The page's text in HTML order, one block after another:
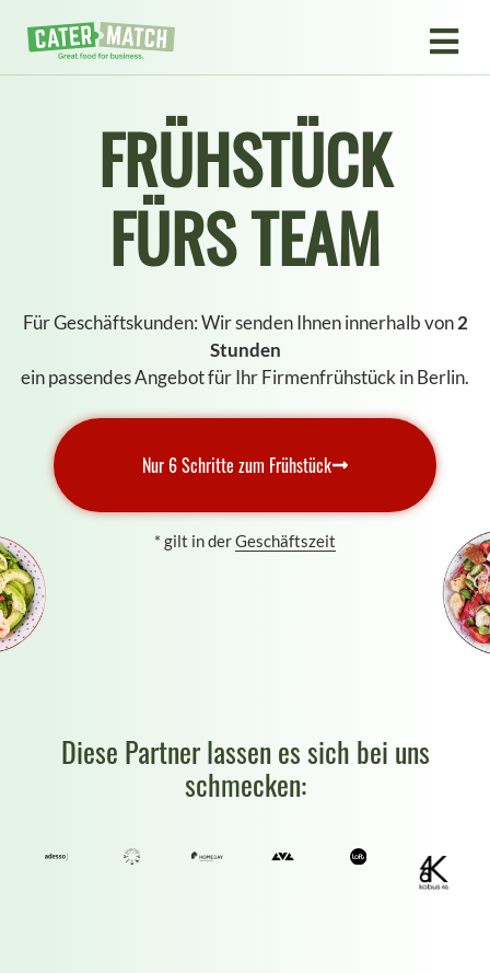
FRÜHSTÜCK
FÜRS TEAM
Für Geschäftskunden: Wir senden Ihnen innerhalb von2
Stunden
ein passendes Angebot für Ihr Firmenfrühstück in Berlin.
Nur 6 Schritte zum Frühstück
* gilt in derGeschäftszeit
Diese Partner lassen es sich bei uns
schmecken: